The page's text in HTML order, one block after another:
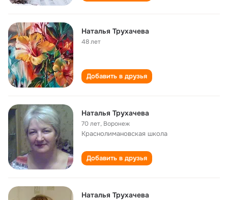
Наталья Трухачева
48 лет
Добавить в друзья
Наталья Трухачева
70 лет, Воронеж
Краснолимановская школа
Добавить в друзья
Наталья Трухачева